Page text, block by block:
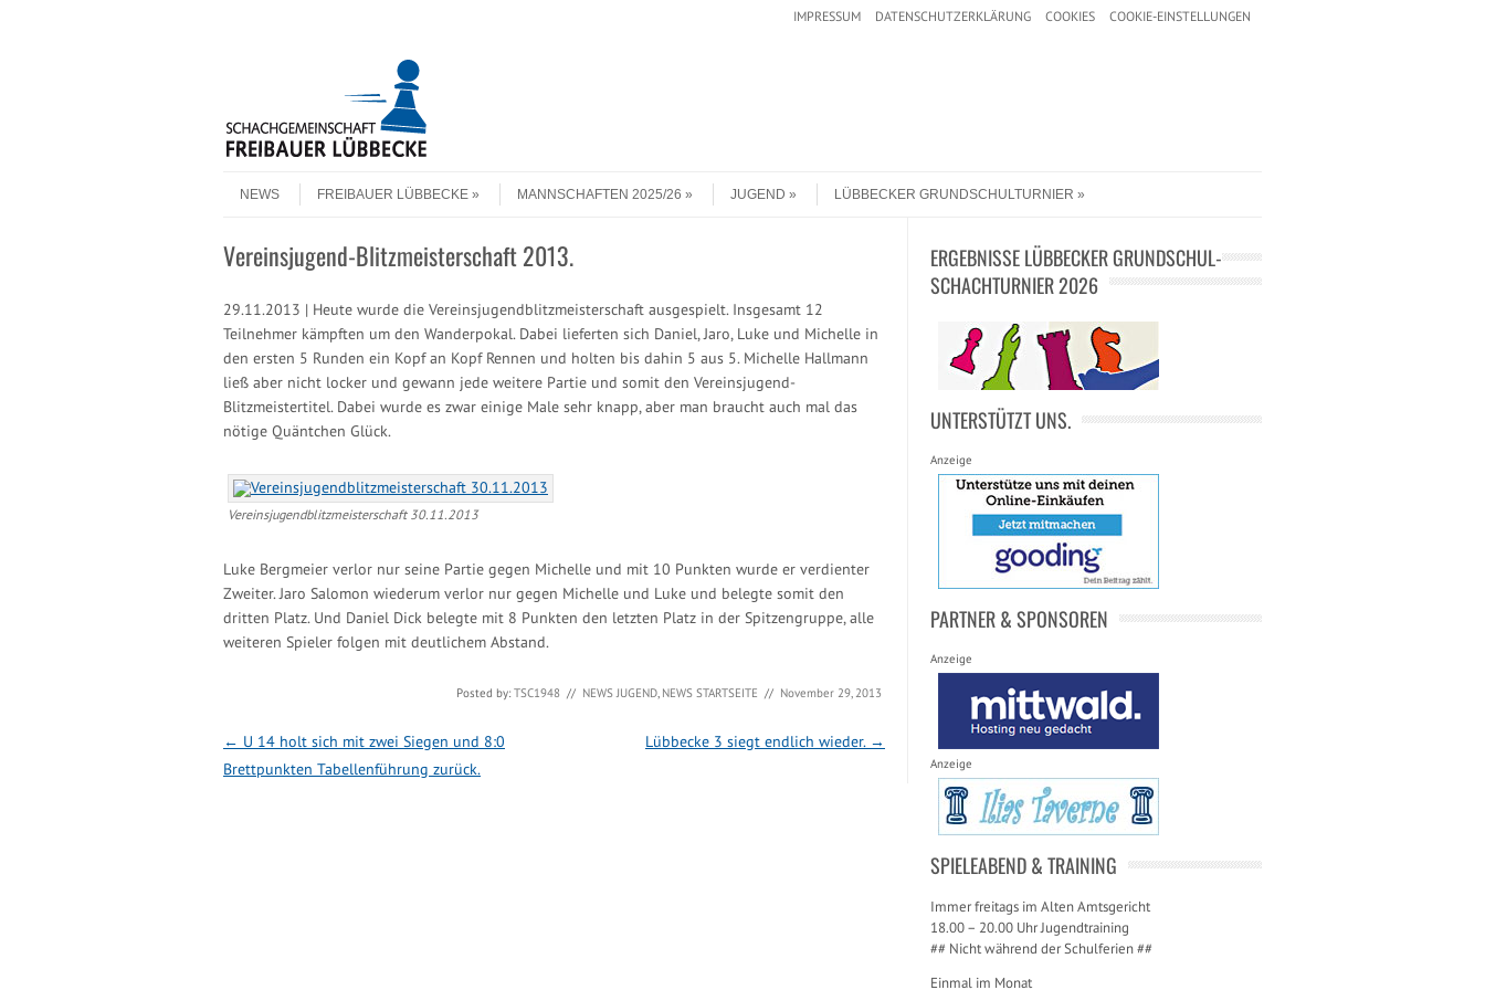
IMPRESSUM DATENSCHUTZERKLÄRUNG COOKIES COOKIE-EINSTELLUNGEN
Menu
NEWS
FREIBAUER LÜBBECKE MANNSCHAFTEN 2025/26 JUGEND LÜBBECKER GRUNDSCHULTURNIER
Vereinsjugend-Blitzmeisterschaft 2013.
29.11.2013 | Heute wurde die Vereinsjugendblitzmeisterschaft ausgespielt. Insgesamt 12
Teilnehmer kämpften um den Wanderpokal. Dabei lieferten sich Daniel, Jaro, Luke und Michelle in
den ersten 5 Runden ein Kopf an Kopf Rennen und holten bis dahin 5 aus 5. Michelle Hallmann
ließ aber nicht locker und gewann jede weitere Partie und somit den Vereinsjugend-
Blitzmeistertitel. Dabei wurde es zwar einige Male sehr knapp, aber man braucht auch mal das
nötige Quäntchen Glück.
Vereinsjugendblitzmeisterschaft 30.11.2013
Luke Bergmeier verlor nur seine Partie gegen Michelle und mit 10 Punkten wurde er verdienter
Zweiter. Jaro Salomon wiederum verlor nur gegen Michelle und Luke und belegte somit den
dritten Platz. Und Daniel Dick belegte mit 8 Punkten den letzten Platz in der Spitzengruppe, alle
weiteren Spieler folgen mit deutlichem Abstand.
Posted by:TSC1948 // NEWS JUGEND, NEWS STARTSEITE // November 29, 2013
Post navigation
← U 14 holt sich mit zwei Siegen und 8:0
Brettpunkten Tabellenführung zurück.
Lübbecke 3 siegt endlich wieder. →
ERGEBNISSE LÜBBECKER GRUNDSCHUL-
SCHACHTURNIER 2026
UNTERSTÜTZT UNS.
Anzeige
PARTNER & SPONSOREN
Anzeige
Anzeige
SPIELEABEND & TRAINING
Immer freitags im Alten Amtsgericht
18.00 – 20.00 Uhr Jugendtraining
## Nicht während der Schulferien ##
Einmal im Monat